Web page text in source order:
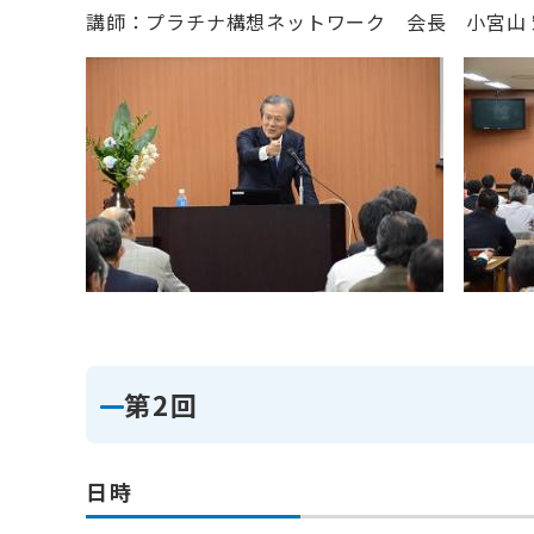
講師：プラチナ構想ネットワーク 会長 小宮
第2回
日時